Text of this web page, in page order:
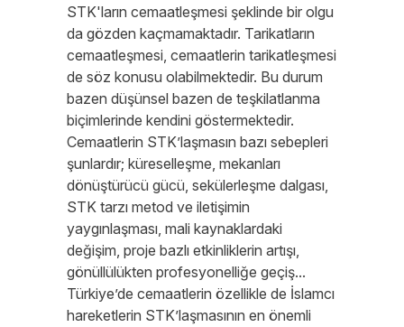
STK'ların cemaatleşmesi şeklinde bir olgu
da gözden kaçmamaktadır. Tarikatların
cemaatleşmesi, cemaatlerin tarikatleşmesi
de söz konusu olabilmektedir. Bu durum
bazen düşünsel bazen de teşkilatlanma
biçimlerinde kendini göstermektedir.
Cemaatlerin STK’laşmasın bazı sebepleri
şunlardır; küreselleşme, mekanları
dönüştürücü gücü, sekülerleşme dalgası,
STK tarzı metod ve iletişimin
yaygınlaşması, mali kaynaklardaki
değişim, proje bazlı etkinliklerin artışı,
gönüllülükten profesyonelliğe geçiş...
Türkiye’de cemaatlerin özellikle de İslamcı
hareketlerin STK’laşmasının en önemli